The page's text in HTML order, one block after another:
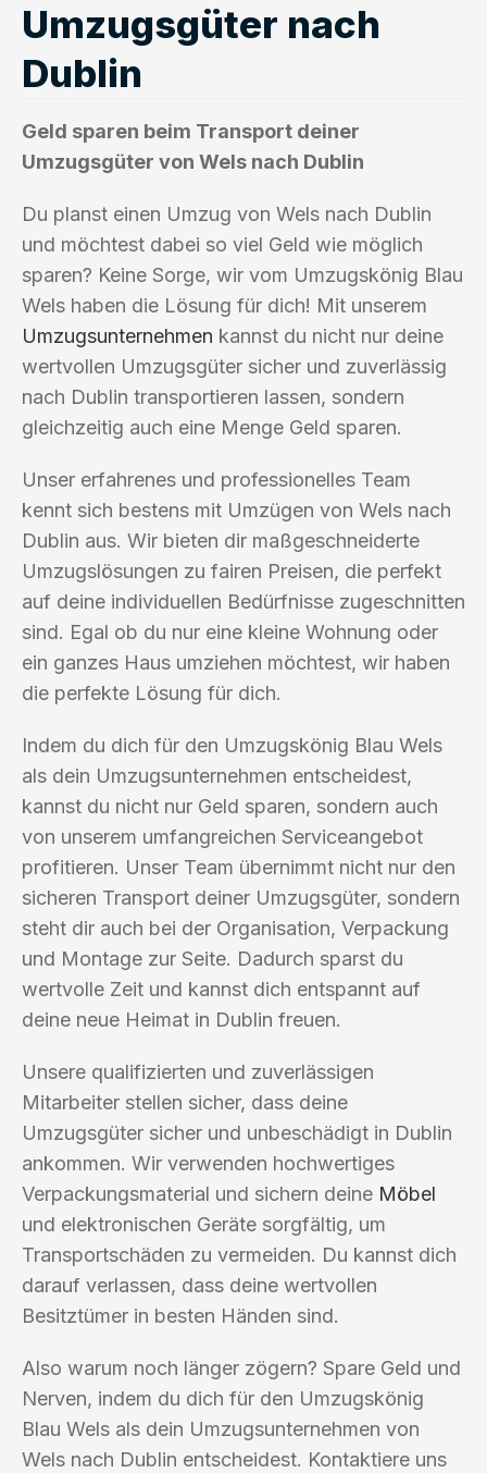
Umzugsgüter nach
Dublin
Geld sparen beim Transport deiner
Umzugsgüter von Wels nach Dublin
Du planst einen Umzug von Wels nach Dublin
und möchtest dabei so viel Geld wie möglich
sparen? Keine Sorge, wir vom Umzugskönig Blau
Wels haben die Lösung für dich! Mit unserem
Umzugsunternehmen kannst du nicht nur deine
wertvollen Umzugsgüter sicher und zuverlässig
nach Dublin transportieren lassen, sondern
gleichzeitig auch eine Menge Geld sparen.
Unser erfahrenes und professionelles Team
kennt sich bestens mit Umzügen von Wels nach
Dublin aus. Wir bieten dir maßgeschneiderte
Umzugslösungen zu fairen Preisen, die perfekt
auf deine individuellen Bedürfnisse zugeschnitten
sind. Egal ob du nur eine kleine Wohnung oder
ein ganzes Haus umziehen möchtest, wir haben
die perfekte Lösung für dich.
Indem du dich für den Umzugskönig Blau Wels
als dein Umzugsunternehmen entscheidest,
kannst du nicht nur Geld sparen, sondern auch
von unserem umfangreichen Serviceangebot
profitieren. Unser Team übernimmt nicht nur den
sicheren Transport deiner Umzugsgüter, sondern
steht dir auch bei der Organisation, Verpackung
und Montage zur Seite. Dadurch sparst du
wertvolle Zeit und kannst dich entspannt auf
deine neue Heimat in Dublin freuen.
Unsere qualifizierten und zuverlässigen
Mitarbeiter stellen sicher, dass deine
Umzugsgüter sicher und unbeschädigt in Dublin
ankommen. Wir verwenden hochwertiges
Verpackungsmaterial und sichern deine Möbel
und elektronischen Geräte sorgfältig, um
Transportschäden zu vermeiden. Du kannst dich
darauf verlassen, dass deine wertvollen
Besitztümer in besten Händen sind.
Also warum noch länger zögern? Spare Geld und
Nerven, indem du dich für den Umzugskönig
Blau Wels als dein Umzugsunternehmen von
Wels nach Dublin entscheidest. Kontaktiere uns